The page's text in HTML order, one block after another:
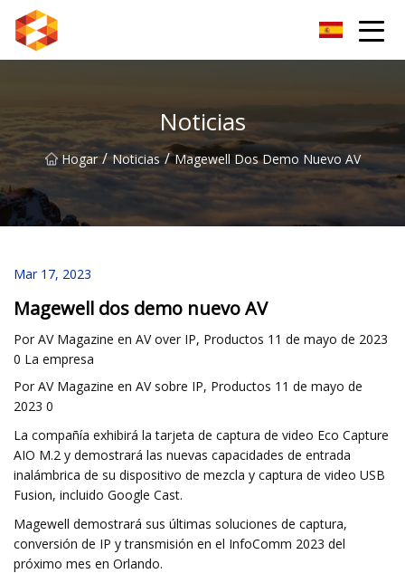
Noticias
Hogar / Noticias / Magewell Dos Demo Nuevo AV
Mar 17, 2023
Magewell dos demo nuevo AV
Por AV Magazine en AV over IP, Productos 11 de mayo de 2023
0 La empresa
Por AV Magazine en AV sobre IP, Productos 11 de mayo de
2023 0
La compañía exhibirá la tarjeta de captura de video Eco Capture
AIO M.2 y demostrará las nuevas capacidades de entrada
inalámbrica de su dispositivo de mezcla y captura de video USB
Fusion, incluido Google Cast.
Magewell demostrará sus últimas soluciones de captura,
conversión de IP y transmisión en el InfoComm 2023 del
próximo mes en Orlando.